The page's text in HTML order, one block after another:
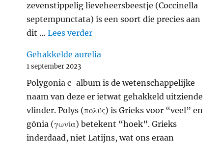
zevenstippelig lieveheersbeestje (Coccinella
septempunctata) is een soort die precies aan
dit …Lees verder"Zevenstippelig
Gehakkelde aurelia
1 september 2023
Polygonia c-album is de wetenschappelijke
naam van deze er ietwat gehakkeld uitziende
vlinder. Polys (πολύς) is Grieks voor “veel” en
gōnia (γωνία) betekent “hoek”. Grieks
inderdaad, niet Latijns, wat ons eraan